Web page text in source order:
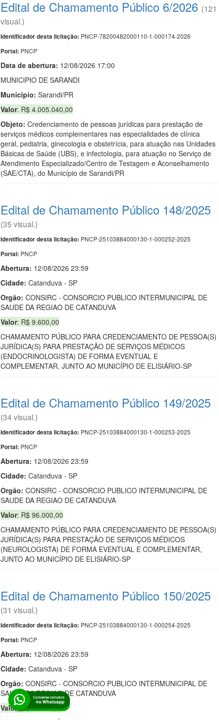
Edital de Chamamento Público 6/2026 (121
visual.)
Identificador desta licitação: PNCP-78200482000110-1-000174-2026
Portal: PNCP
Data de abertura: 12/08/2026 17:00
MUNICIPIO DE SARANDI
Municipio: Sarandi/PR
Valor: R$ 4.005.040,00
Objeto: Credenciamento de pessoas jurídicas para prestação de
serviços médicos complementares nas especialidades de clínica
geral, pediatria, ginecologia e obstetrícia, para atuação nas Unidades
Básicas de Saúde (UBS), e infectologia, para atuação no Serviço de
Atendimento Especializado/Centro de Testagem e Aconselhamento
(SAE/CTA), do Município de Sarandi/PR
Edital de Chamamento Público 148/2025
(35 visual.)
Identificador desta licitação: PNCP-25103884000130-1-000252-2025
Portal: PNCP
Abertura: 12/08/2026 23:59
Cidade: Catanduva - SP
Orgão: CONSIRC - CONSORCIO PUBLICO INTERMUNICIPAL DE
SAUDE DA REGIAO DE CATANDUVA
Valor: R$ 9.600,00
CHAMAMENTO PÚBLICO PARA CREDENCIAMENTO DE PESSOA(S)
JURÍDICA(S) PARA PRESTAÇÃO DE SERVIÇOS MÉDICOS
(ENDOCRINOLOGISTA) DE FORMA EVENTUAL E
COMPLEMENTAR, JUNTO AO MUNICÍPIO DE ELISIÁRIO-SP
Edital de Chamamento Público 149/2025
(34 visual.)
Identificador desta licitação: PNCP-25103884000130-1-000253-2025
Portal: PNCP
Abertura: 12/08/2026 23:59
Cidade: Catanduva - SP
Orgão: CONSIRC - CONSORCIO PUBLICO INTERMUNICIPAL DE
SAUDE DA REGIAO DE CATANDUVA
Valor: R$ 96.000,00
CHAMAMENTO PÚBLICO PARA CREDENCIAMENTO DE PESSOA(S)
JURÍDICA(S) PARA PRESTAÇÃO DE SERVIÇOS MÉDICOS
(NEUROLOGISTA) DE FORMA EVENTUAL E COMPLEMENTAR,
JUNTO AO MUNICÍPIO DE ELISIÁRIO-SP
Edital de Chamamento Público 150/2025
(31 visual.)
Identificador desta licitação: PNCP-25103884000130-1-000254-2025
Portal: PNCP
Abertura: 12/08/2026 23:59
Cidade: Catanduva - SP
Orgão: CONSIRC - CONSORCIO PUBLICO INTERMUNICIPAL DE
SAUDE DA REGIAO DE CATANDUVA
Valor: R$ 57.600,00